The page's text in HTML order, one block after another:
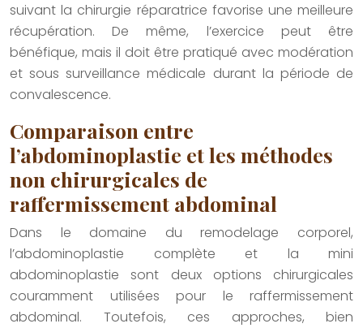
suivant la chirurgie réparatrice favorise une meilleure
récupération. De même, l’exercice peut être
bénéfique, mais il doit être pratiqué avec modération
et sous surveillance médicale durant la période de
convalescence.
Comparaison entre
l’abdominoplastie et les méthodes
non chirurgicales de
raffermissement abdominal
Dans le domaine du remodelage corporel,
l’abdominoplastie complète et la mini
abdominoplastie sont deux options chirurgicales
couramment utilisées pour le raffermissement
abdominal. Toutefois, ces approches, bien